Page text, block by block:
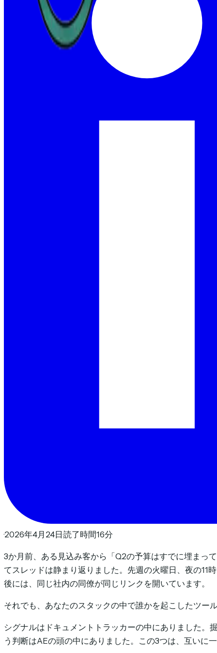
·2026年4月24日·読了時間16分
3か月前、ある見込み客から「Q2の予算はすでに埋まっ
てスレッドは静まり返りました。先週の火曜日、夜の11
後には、同じ社内の同僚が同じリンクを開いています。
それでも、あなたのスタックの中で誰かを起こしたツー
シグナルはドキュメントトラッカーの中にありました。
う判断はAEの頭の中にありました。この3つは、互いに